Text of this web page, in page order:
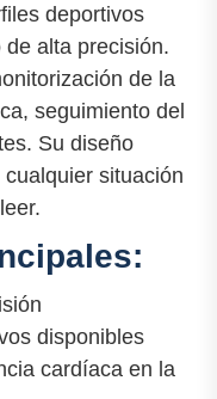
deportivos
alta precisión.
de la
seguimiento del
Su diseño
situación
disponibles
cardíaca en la